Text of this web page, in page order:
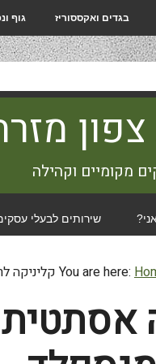
בגדים ואקססוריז גוף
מקומיים וקהילה
שירותים לבעלי
You are here: